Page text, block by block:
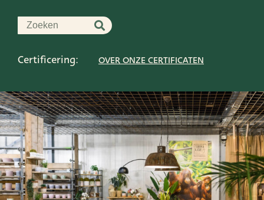
Certificering: OVER ONZE CERTIFICATEN